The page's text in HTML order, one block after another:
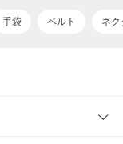
手袋 ベルト ネク